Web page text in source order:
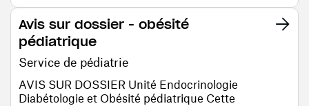
Avis sur dossier - obésité
pédiatrique
Service de pédiatrie
AVIS SUR DOSSIER Unité Endocrinologie
Diabétologie et Obésité pédiatrique Cette